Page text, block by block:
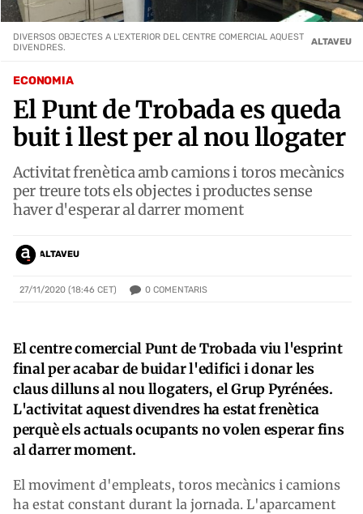
ECONOMIA
El Punt de Trobada es queda
buit i llest per al nou llogater
Activitat frenètica amb camions i toros mecànics
per treure tots els objectes i productes sense
haver d'esperar al darrer moment
ALTAVEU
27/11/2020 (18:46 CET) 0 COMENTARIS
DIVERSOS OBJECTES A L'EXTERIOR DEL CENTRE COMERCIAL AQUEST
DIVENDRES.
ALTAVEU
El centre comercial Punt de Trobada viu l'esprint
final per acabar de buidar l'edifici i donar les
claus dilluns al nou llogaters, el Grup Pyrénées.
L'activitat aquest divendres ha estat frenètica
perquè els actuals ocupants no volen esperar fins
al darrer moment.
El moviment d'empleats, toros mecànics i camions
ha estat constant durant la jornada. L'aparcament